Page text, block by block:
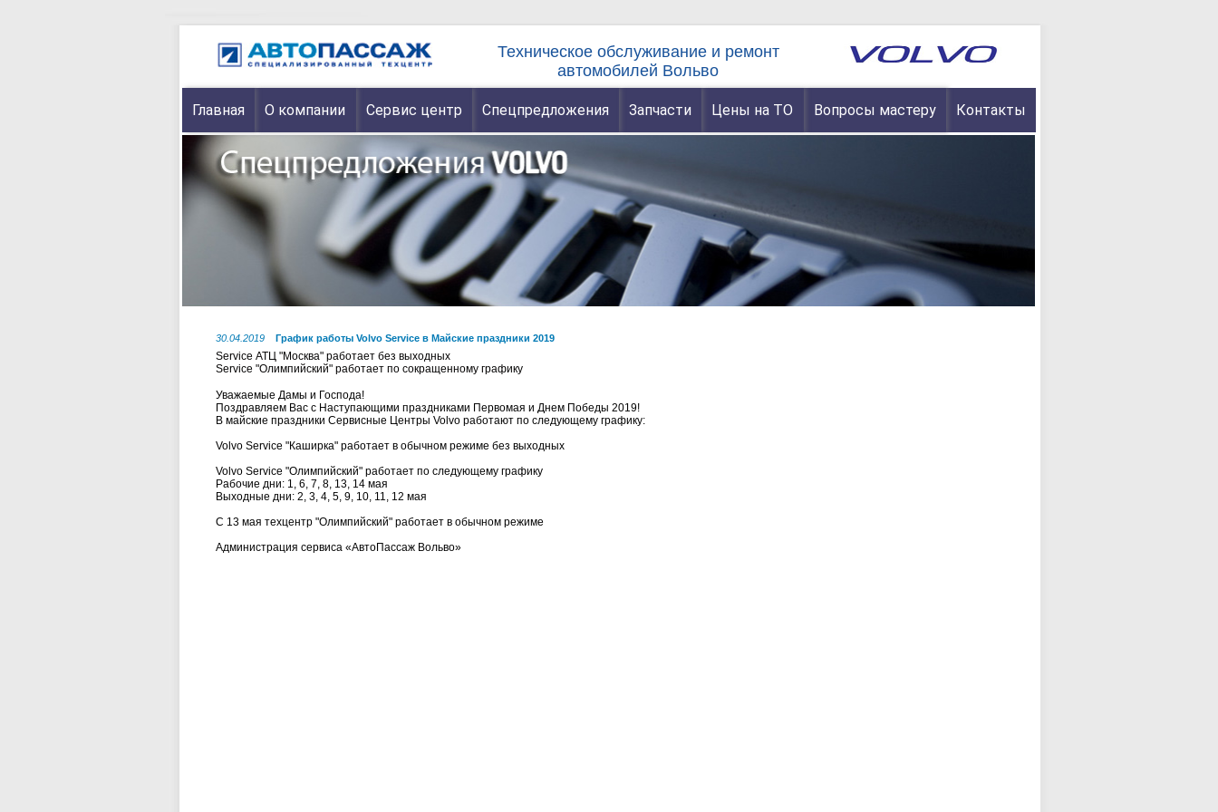
Техническое обслуживание и ремонт
автомобилей Вольво
Главная О компании Сервис центр Спецпредложения Запчасти Цены на ТО Вопросы мастеру Контакты
30.04.2019 График работы Volvo Service в Майские праздники 2019
Service АТЦ "Москва" работает без выходных
Service "Олимпийский" работает по сокращенному графику
Уважаемые Дамы и Господа!
Поздравляем Вас с Наступающими праздниками Первомая и Днем Победы 2019!
В майские праздники Сервисные Центры Volvo работают по следующему графику:
Volvo Service "Каширка" работает в обычном режиме без выходных
Volvo Service "Олимпийский" работает по следующему графику
Рабочие дни: 1, 6, 7, 8, 13, 14 мая
Выходные дни: 2, 3, 4, 5, 9, 10, 11, 12 мая
С 13 мая техцентр "Олимпийский" работает в обычном режиме
Администрация сервиса «АвтоПассаж Вольво»